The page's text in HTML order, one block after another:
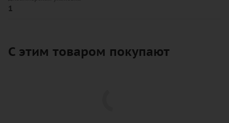
1
С этим товаром покупают